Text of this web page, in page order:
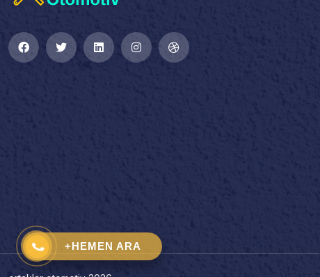
+HEMEN ARA